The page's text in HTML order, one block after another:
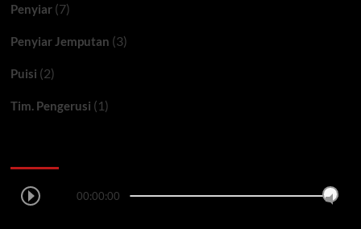
Penyiar(7)
Penyiar Jemputan (3)
Puisi (2)
Tim. Pengerusi (1)
00:00:00